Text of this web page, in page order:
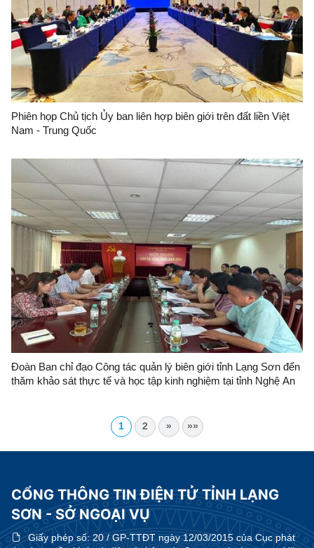
Phiên họp Chủ tịch Ủy ban liên hợp biên giới trên đất liền Việt
Nam - Trung Quốc
Đoàn Ban chỉ đạo Công tác quản lý biên giới tỉnh Lạng Sơn đến
thăm khảo sát thực tế và học tập kinh nghiệm tại tỉnh Nghệ An
1 2 » »»
CỔNG THÔNG TIN ĐIỆN TỬ TỈNH LẠNG
SƠN - SỞ NGOẠI VỤ
Giấy phép số:20 / GP-TTĐT ngày 12/03/2015 của Cục phát